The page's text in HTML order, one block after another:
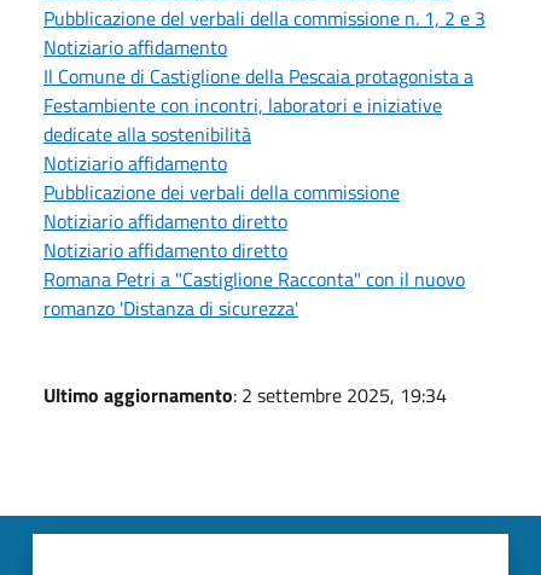
Pubblicazione del verbali della commissione n. 1, 2 e 3
Notiziario affidamento
Il Comune di Castiglione della Pescaia protagonista a
Festambiente con incontri, laboratori e iniziative
dedicate alla sostenibilità
Notiziario affidamento
Pubblicazione dei verbali della commissione
Notiziario affidamento diretto
Notiziario affidamento diretto
Romana Petri a "Castiglione Racconta" con il nuovo
romanzo 'Distanza di sicurezza'
Ultimo aggiornamento: 2 settembre 2025, 19:34